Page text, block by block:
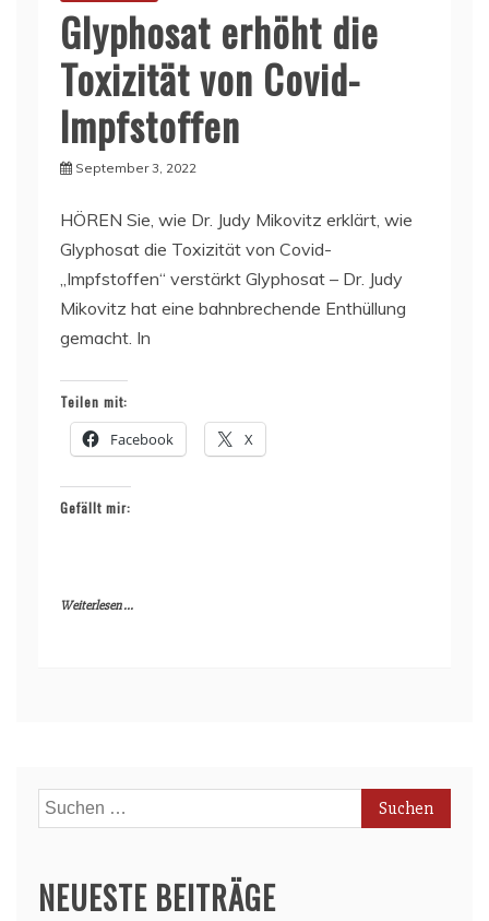
Glyphosat erhöht die
Toxizität von Covid-
Impfstoffen
September 3, 2022
HÖREN Sie, wie Dr. Judy Mikovitz erklärt, wie
Glyphosat die Toxizität von Covid-
„Impfstoffen“ verstärkt Glyphosat – Dr. Judy
Mikovitz hat eine bahnbrechende Enthüllung
gemacht. In
Teilen mit:
Facebook X
Gefällt mir:
Weiterlesen ...
Suchen
nach:
NEUESTE BEITRÄGE